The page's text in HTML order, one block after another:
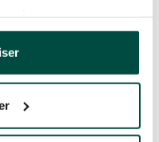
aujourd’hui ?
n’a pas changé
plus
change pas la